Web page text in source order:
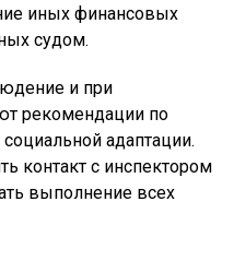
иных финансовых
судом.
и при
рекомендации по
адаптации.
контакт с инспектором
выполнение всех